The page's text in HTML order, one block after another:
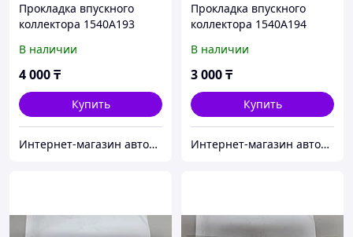
Прокладка впускного
коллектора 1540A193
В наличии
4 000₸
Купить
Интернет-магазин автозапчастей Parts-shop.kz
Прокладка впускного
коллектора 1540A194
В наличии
3 000₸
Купить
Интернет-магазин автозапчастей Parts-shop.kz